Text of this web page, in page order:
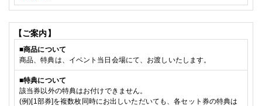
【ご案内】
■商品について
商品、特典は、イベント当日会場にて、お渡しいたします。
■特典について
該当券以外の特典はお付けできません。
(例)[1部券]を複数枚同時にお出しいただいても、各セット券の特典は